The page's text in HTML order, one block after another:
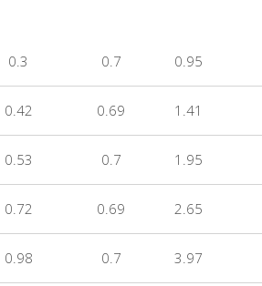
0.3 0.7 0.95
0.42 0.69 1.41
0.53 0.7 1.95
0.72 0.69 2.65
0.98 0.7 3.97